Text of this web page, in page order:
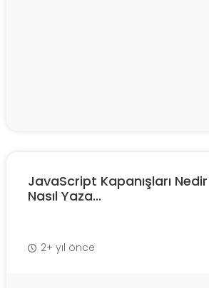
JavaScript Kapanışları
Nasıl Yaza...
2+ yıl önce